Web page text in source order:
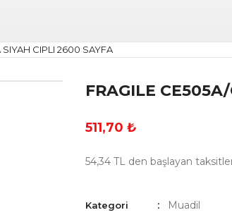
CIPLI 2600 SAYFA
FRAGILE
511,70 ₺
54,34 TL den başlayan
Kategori Muadil